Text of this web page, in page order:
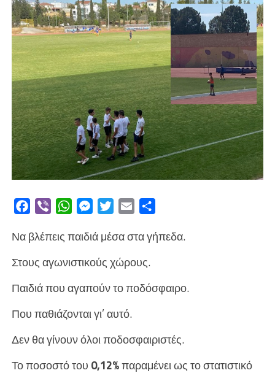
Facebook
Viber WhatsAppMessengerTwitterEmail
Να βλέπεις παιδιά μέσα στα γήπεδα.
Στους αγωνιστικούς χώρους.
Παιδιά που αγαπούν το ποδόσφαιρο.
Που παθιάζονται γι’ αυτό.
Δεν θα γίνουν όλοι ποδοσφαιριστές.
Το ποσοστό του 0,12%παραμένει ως το στατιστικό